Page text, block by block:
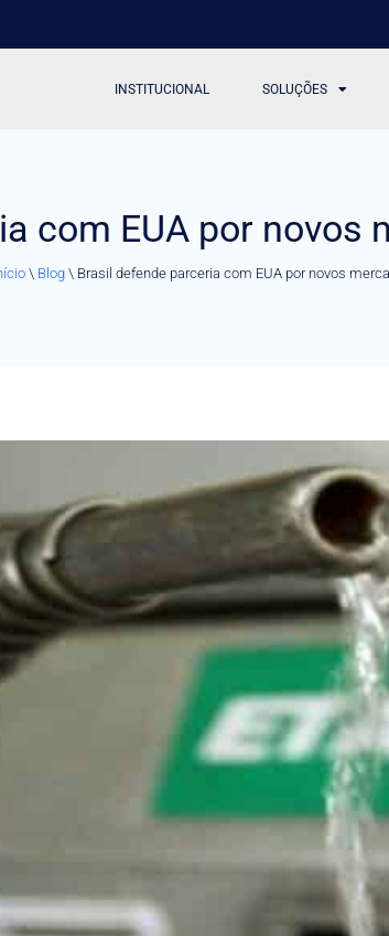
INSTITUCIONAL SOLUÇÕES
com EUA por novos
\ Blog \ Brasil defende parceria com EUA por novos